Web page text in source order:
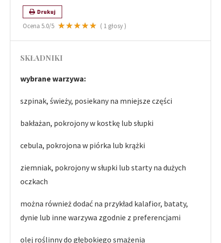
Drukuj
Ocena 5.0/5 ( 1 głosy )
SKŁADNIKI
wybrane warzywa:
szpinak, świeży, posiekany na mniejsze części
bakłażan, pokrojony w kostkę lub słupki
cebula, pokrojona w piórka lub krążki
ziemniak, pokrojony w słupki lub starty na dużych
oczkach
można również dodać na przykład kalafior, bataty,
dynie lub inne warzywa zgodnie z preferencjami
olej roślinny do głębokiego smażenia